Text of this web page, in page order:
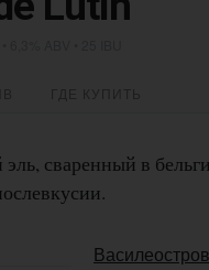
сваренный в